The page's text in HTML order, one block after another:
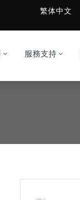
繁体中文
服務支持